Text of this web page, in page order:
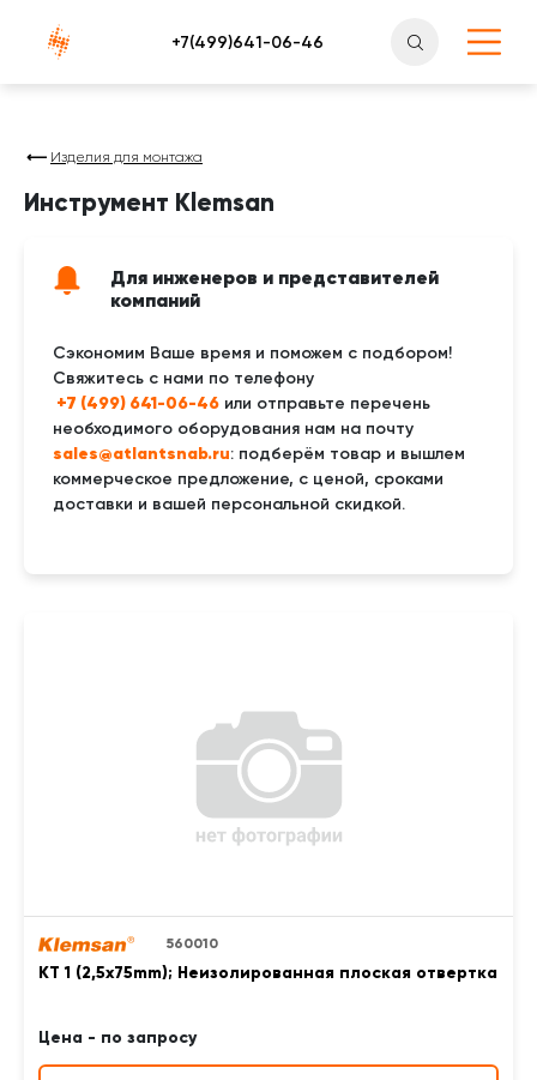
Атлантснаб
Изделия для монтажа
Инструмент Klemsan
Для инженеров и представителей
компаний
Сэкономим Ваше время и поможем с подбором!
Свяжитесь с нами по телефону
+7 (499) 641-06-46 или отправьте перечень
необходимого оборудования нам на почту
sales@atlantsnab.ru: подберём товар и вышлем
коммерческое предложение, с ценой, сроками
доставки и вашей персональной скидкой.
560010
KT 1 (2,5x75mm); Неизолированная плоская отвертка
Цена - по запросу